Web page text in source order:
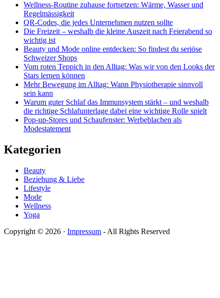
Wellness-Routine zuhause fortsetzen: Wärme, Wasser und
Regelmässigkeit
QR-Codes, die jedes Unternehmen nutzen sollte
Die Freizeit – weshalb die kleine Auszeit nach Feierabend so
wichtig ist
Beauty und Mode online entdecken: So findest du seriöse
Schweizer Shops
Vom roten Teppich in den Alltag: Was wir von den Looks der
Stars lernen können
Mehr Bewegung im Alltag: Wann Physiotherapie sinnvoll
sein kann
Warum guter Schlaf das Immunsystem stärkt – und weshalb
die richtige Schlafunterlage dabei eine wichtige Rolle spielt
Pop-up-Stores und Schaufenster: Werbeblachen als
Modestatement
Kategorien
Beauty
Beziehung & Liebe
Lifestyle
Mode
Wellness
Yoga
Copyright © 2026 · Impressum - All Rights Reserved